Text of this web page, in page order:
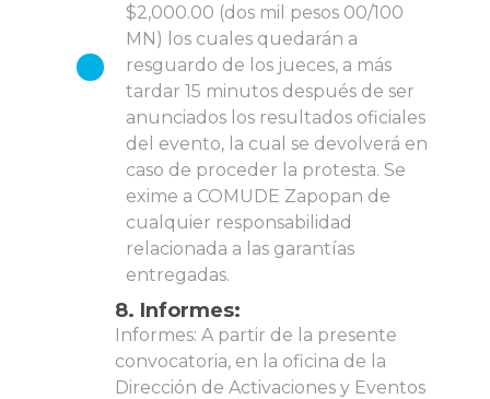
$2,000.00 (dos mil pesos 00/100
MN) los cuales quedarán a
resguardo de los jueces, a más
tardar 15 minutos después de ser
anunciados los resultados oficiales
del evento, la cual se devolverá en
caso de proceder la protesta. Se
exime a COMUDE Zapopan de
cualquier responsabilidad
relacionada a las garantías
entregadas.
8. Informes:
Informes: A partir de la presente
convocatoria, en la oficina de la
Dirección de Activaciones y Eventos